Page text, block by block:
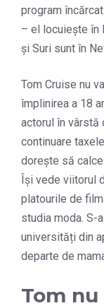
program
– el locuiește în
și Suri sunt în
Tom Cruise nu
împlinirea a 18
actorul în vârstă
continuare
dorește să
Își vede viitorul
platourile de
studia moda. S-
universități din
departe de
Tom